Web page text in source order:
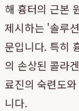
해 흉터의 근본
제시하는 '솔루
문입니다. 특히
의 손상된 콜라
료진의 숙련도
니다.